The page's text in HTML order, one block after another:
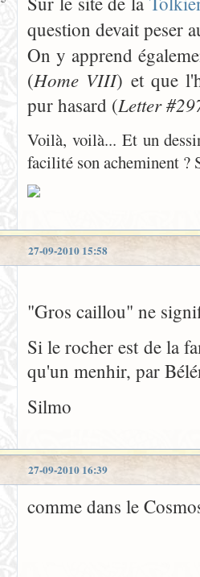
question devait peser
On y apprend
(Home VIII) et que
pur hasard (Letter
Voilà, voilà... Et un
facilité son acheminent
27-09-2010 15:58
"Gros caillou" ne
Si le rocher est de la
qu'un menhir, par
Silmo
27-09-2010 16:39
comme dans le